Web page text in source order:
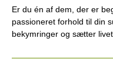
Er du én af dem, der er
passioneret forhold til din
bekymringer og sætter